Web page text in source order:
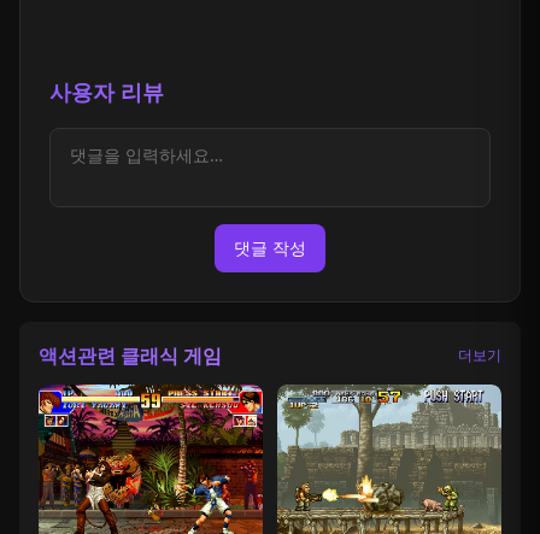
사용자 리뷰
댓글 작성
액션관련 클래식 게임 더보기